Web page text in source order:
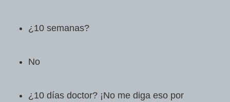
¿10 semanas?
No
¿10 días doctor? ¡No me diga eso por